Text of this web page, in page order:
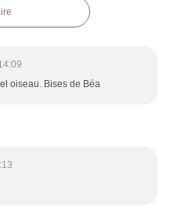
oiseau. Bises de Béa